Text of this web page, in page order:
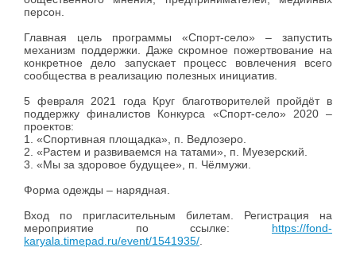
персон.
Главная цель программы «Спорт-село» – запустить
механизм поддержки. Даже скромное пожертвование на
конкретное дело запускает процесс вовлечения всего
сообщества в реализацию полезных инициатив.
5 февраля 2021 года Круг благотворителей пройдёт в
поддержку финалистов Конкурса «Спорт-село» 2020 –
проектов:
1. «Спортивная площадка», п. Ведлозеро.
2. «Растем и развиваемся на татами», п. Муезерский.
3. «Мы за здоровое будущее», п. Чёлмужи.
Форма одежды – нарядная.
Вход по пригласительным билетам. Регистрация на
мероприятие по ссылке: https://fond-
karyala.timepad.ru/event/1541935/